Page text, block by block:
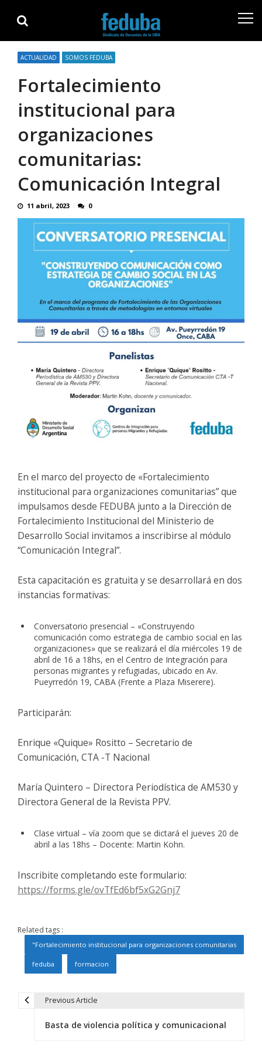
navigation
content
ACTUALIDAD SOMOS FEDUBA
Fortalecimiento
institucional para
organizaciones
comunitarias:
Comunicación Integral
11 abril, 2023 0
En el marco del proyecto de «Fortalecimiento
institucional para organizaciones comunitarias” que
impulsamos desde FEDUBA junto a la Dirección de
Fortalecimiento Institucional del Ministerio de
Desarrollo Social invitamos a inscribirse al módulo
“Comunicación Integral”.
Esta capacitación es gratuita y se desarrollará en dos
instancias formativas:
Conversatorio presencial – «Construyendo
comunicación como estrategia de cambio social en las
organizaciones» que se realizará el día miércoles 19 de
abril de 16 a 18hs, en el Centro de Integración para
personas migrantes y refugiadas, ubicado en Av.
Pueyrredón 19, CABA (Frente a Plaza Miserere).
Participarán:
Enrique «Quique» Rositto – Secretario de
Comunicación, CTA -T Nacional
María Quintero – Directora Periodística de AM530 y
Directora General de la Revista PPV.
Clase virtual – vía zoom que se dictará el jueves 20 de
abril a las 18hs – Docente: Martin Kohn.
Inscribite completando este formulario:
https://forms.gle/ovTfEd6bf5xG2Gnj7
Related tags :
"Fortalecimiento institucional para organizaciones comunitarias
feduba formacion
Previous Article
Basta de violencia política y comunicacional